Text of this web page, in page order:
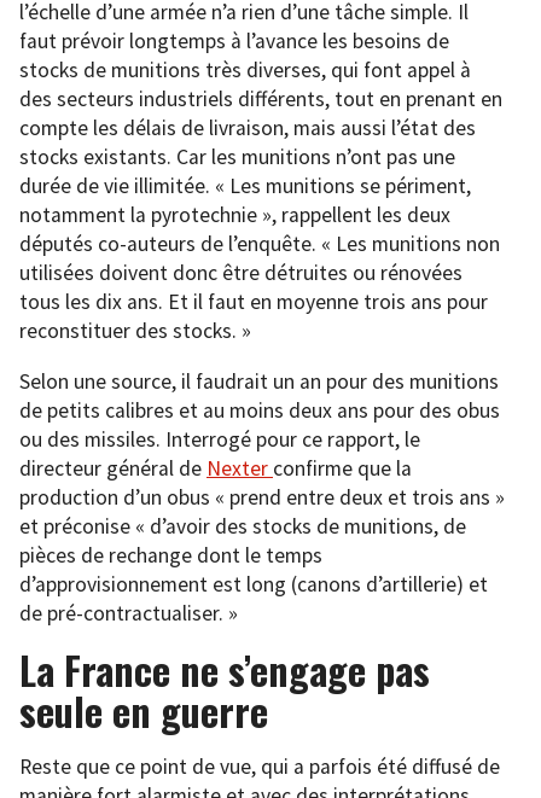
l’échelle d’une armée n’a rien d’une tâche simple. Il
faut prévoir longtemps à l’avance les besoins de
stocks de munitions très diverses, qui font appel à
des secteurs industriels différents, tout en prenant en
compte les délais de livraison, mais aussi l’état des
stocks existants. Car les munitions n’ont pas une
durée de vie illimitée. « Les munitions se périment,
notamment la pyrotechnie », rappellent les deux
députés co-auteurs de l’enquête. « Les munitions non
utilisées doivent donc être détruites ou rénovées
tous les dix ans. Et il faut en moyenne trois ans pour
reconstituer des stocks. »
Selon une source, il faudrait un an pour des munitions
de petits calibres et au moins deux ans pour des obus
ou des missiles. Interrogé pour ce rapport, le
directeur général de Nexter confirme que la
production d’un obus « prend entre deux et trois ans »
et préconise « d’avoir des stocks de munitions, de
pièces de rechange dont le temps
d’approvisionnement est long (canons d’artillerie) et
de pré-contractualiser. »
La France ne s’engage pas
seule en guerre
Reste que ce point de vue, qui a parfois été diffusé de